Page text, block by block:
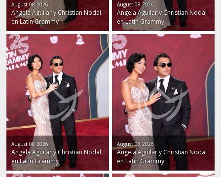
August 08 2026
Angela Aguilar y Christian Nodal
en Latin Grammy
August 08 2026
Angela Aguilar y Christian Nodal
en Latin Grammy
August 08 2026
Angela Aguilar y Christian Nodal
en Latin Grammy
August 08 2026
Angela Aguilar y Christian Nodal
en Latin Grammy